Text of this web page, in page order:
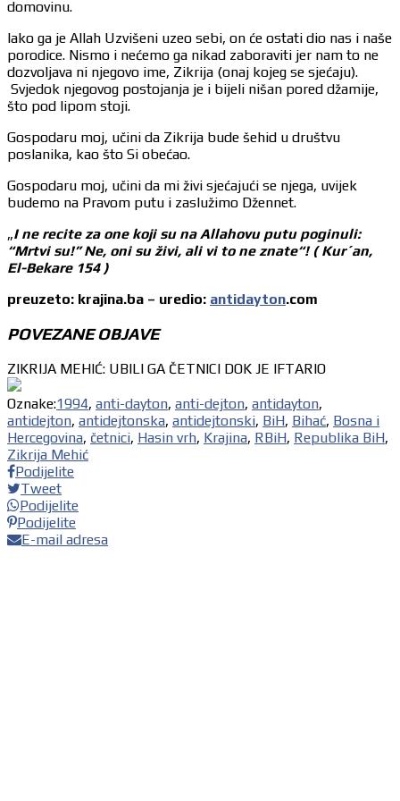
domovinu.
Iako ga je Allah Uzvišeni uzeo sebi, on će ostati dio nas i naše
porodice. Nismo i nećemo ga nikad zaboraviti jer nam to ne
dozvoljava ni njegovo ime, Zikrija (onaj kojeg se sjećaju).
Svjedok njegovog postojanja je i bijeli nišan pored džamije,
što pod lipom stoji.
Gospodaru moj, učini da Zikrija bude šehid u društvu
poslanika, kao što Si obećao.
Gospodaru moj, učini da mi živi sjećajući se njega, uvijek
budemo na Pravom putu i zaslužimo Džennet.
„I ne recite za one koji su na Allahovu putu poginuli:
“Mrtvi su!” Ne, oni su živi, ali vi to ne znate“! ( Kur´an,
El-Bekare 154 )
preuzeto: krajina.ba – uredio: antidayton.com
POVEZANE OBJAVE
ZIKRIJA MEHIĆ: UBILI GA ČETNICI DOK JE IFTARIO
Oznake:1994, anti-dayton, anti-dejton, antidayton,
antidejton, antidejtonska, antidejtonski, BiH, Bihać, Bosna i
Hercegovina, četnici, Hasin vrh, Krajina, RBiH, Republika BiH,
Zikrija Mehić
Podijelite
Tweet
Podijelite
Podijelite
E-mail adresa